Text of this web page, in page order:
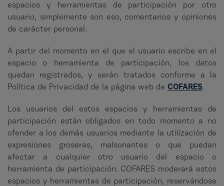
espacios y herramientas de participación por otro
usuario, simplemente son eso, comentarios y opiniones
de carácter personal.
A partir del momento en el que el usuario escribe en el
espacio o herramienta de participación, los datos
quedan registrados, y serán tratados conforme a la
Política de Privacidad de la página web de COFARES.
Los usuarios del estos espacios y herramientas de
participación están obligados en todo momento a no
ofender a los demás usuarios mediante la utilización de
expresiones groseras, malsonantes o que puedan
afectar a cualquier otro usuario del espacio o
herramienta de participación. COFARES moderará estos
espacios y herramientas de participación, reservándose